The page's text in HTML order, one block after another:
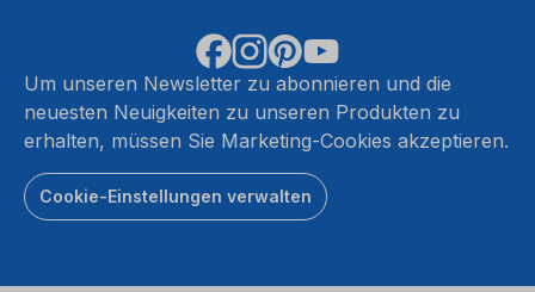
Um unseren Newsletter zu abonnieren und die
neuesten Neuigkeiten zu unseren Produkten zu
erhalten, müssen Sie Marketing-Cookies akzeptieren.
Cookie-Einstellungen verwalten